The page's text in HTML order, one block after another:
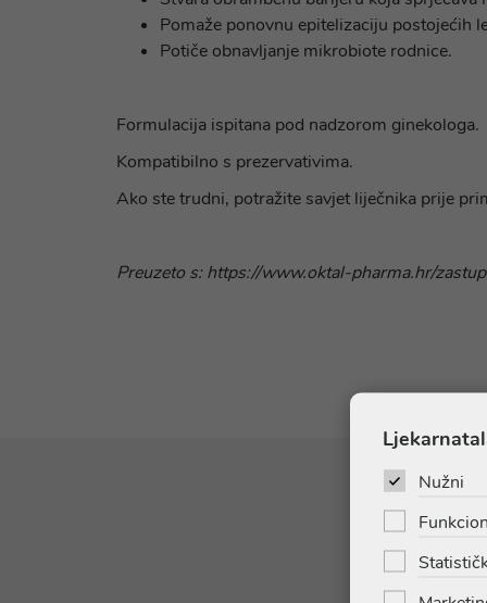
Pomaže ponovnu epitelizaciju postojećih
Potiče obnavljanje mikrobiote rodnice.
Formulacija ispitana pod nadzorom ginekologa.
Kompatibilno s prezervativima.
Ako ste trudni, potražite savjet liječnika prije
Preuzeto s: https://www.oktal-pharma.hr/
Nužni